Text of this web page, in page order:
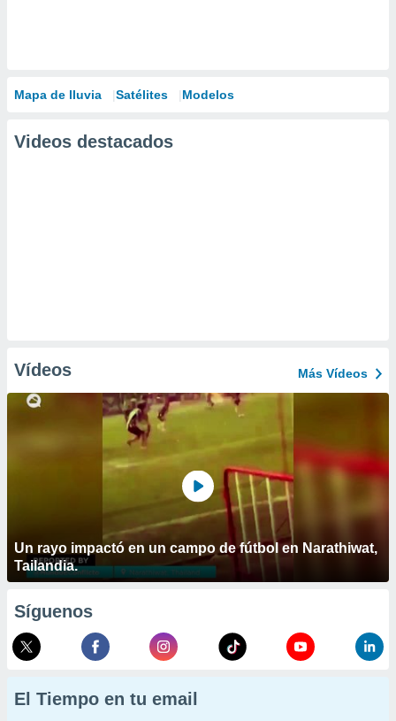
Mapa de lluvia Satélites Modelos
Videos destacados
Vídeos Más Vídeos
Un rayo impactó en un campo de fútbol en Narathiwat,
Tailandia.
Síguenos
El Tiempo en tu email